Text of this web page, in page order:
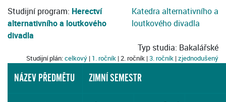
Studijní program: Herectví
alternativního a loutkového
divadla
Katedra alternativního a
loutkového divadla
Typ studia: Bakalářské
Studijní plán:celkový | 1. ročník | 2. ročník |3. ročník |zjednodušený
NÁZEV PŘEDMĚTU ZIMNÍ SEMESTR